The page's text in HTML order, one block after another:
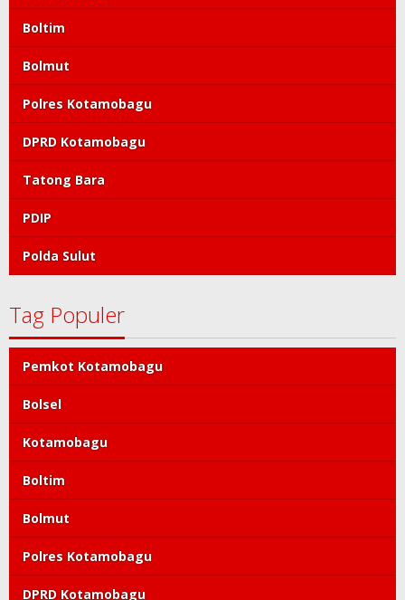
Boltim
Bolmut
Polres Kotamobagu
DPRD Kotamobagu
Tatong Bara
PDIP
Polda Sulut
Tag Populer
Pemkot Kotamobagu
Bolsel
Kotamobagu
Boltim
Bolmut
Polres Kotamobagu
DPRD Kotamobagu